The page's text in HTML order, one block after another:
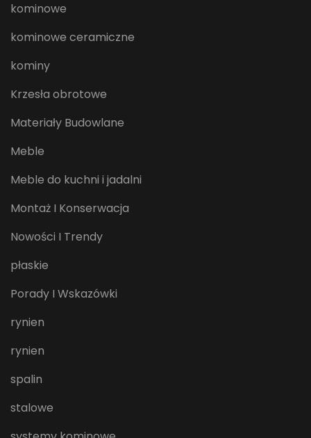
kominowe
kominowe ceramiczne
kominy
Krzesła obrotowe
Materiały Budowlane
Meble
Meble do kuchni i jadalni
Montaż I Konserwacja
Nowości I Trendy
płaskie
Porady I Wskazówki
rynien
rynien
spalin
stalowe